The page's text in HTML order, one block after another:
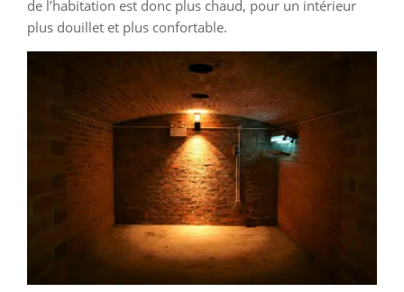
de l’habitation est donc plus chaud, pour un intérieur
plus douillet et plus confortable.